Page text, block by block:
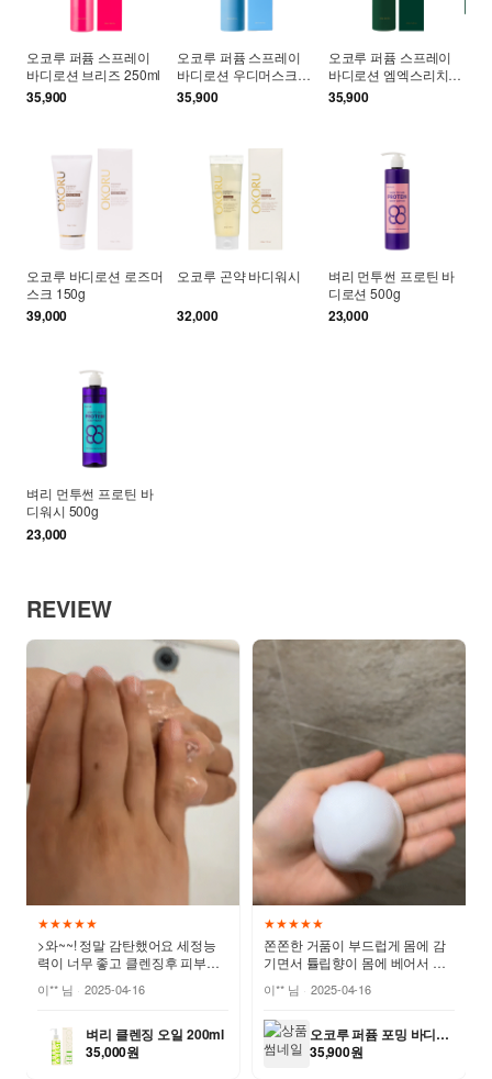
오코루 퍼퓸 스프레이
바디로션 브리즈 250ml
35,900
오코루 퍼퓸 스프레이
바디로션 우디머스크
250ml
35,900
오코루 퍼퓸 스프레이
바디로션 엠엑스리치
250ml
35,900
오코루 바디로션 로즈머
스크 150g
39,000
오코루 곤약 바디워시
32,000
벼리 먼투썬 프로틴 바
디로션 500g
23,000
벼리 먼투썬 프로틴 바
디워시 500g
23,000
REVIEW
★★★★★
>와~~! 정말 감탄했어요 세정능
력이 너무 좋고 클렌징후 피부가
이** 님 2025-04-16
벼리 클렌징 오일 200ml
35,000원
★★★★★
쫀쫀한 거품이 부드럽게 몸에 감
기면서 튤립향이 몸에 베어서 너
이** 님 2025-04-16
오코루 퍼퓸 포밍 바디워
시
35,900원